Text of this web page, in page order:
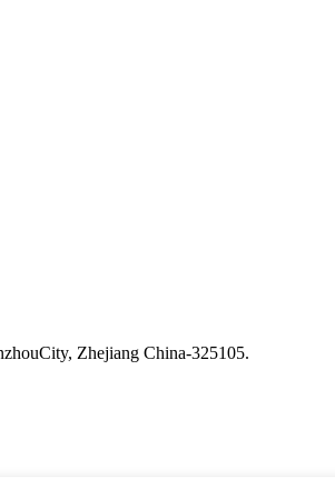
Zhejiang China-325105.